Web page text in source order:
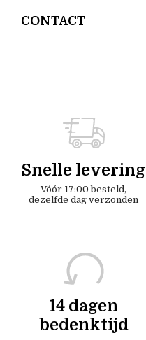
CONTACT
Snelle levering
Vóór 17:00 besteld,
dezelfde dag verzonden
14 dagen
bedenktijd